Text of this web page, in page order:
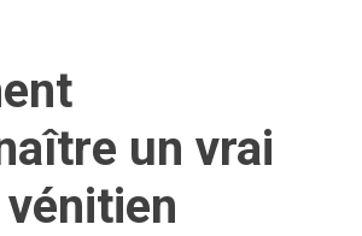
un vrai